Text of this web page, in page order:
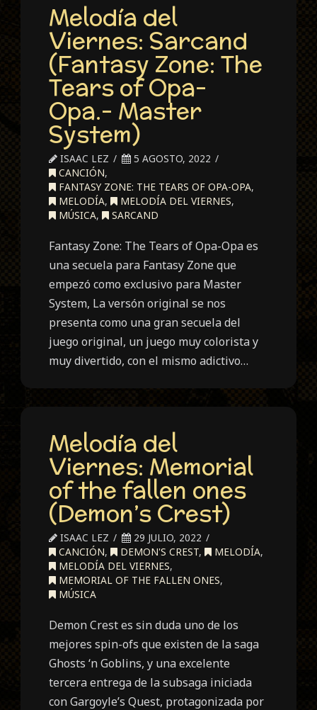
Melodía del
Viernes: Sarcand
(Fantasy Zone: The
Tears of Opa-
Opa.- Master
System)
ISAAC LEZ
5 AGOSTO, 2022
CANCIÓN,
FANTASY ZONE: THE TEARS OF OPA-OPA,
MELODÍA, MELODÍA DEL VIERNES,
MÚSICA, SARCAND
Fantasy Zone: The Tears of Opa-Opa es
una secuela para Fantasy Zone que
empezó como exclusivo para Master
System, La versón original se nos
presenta como una gran secuela del
juego original, un juego muy colorista y
muy divertido, con el mismo adictivo…
Melodía del
Viernes: Memorial
of the fallen ones
(Demon’s Crest)
ISAAC LEZ
29 JULIO, 2022
CANCIÓN, DEMON'S CREST, MELODÍA,
MELODÍA DEL VIERNES,
MEMORIAL OF THE FALLEN ONES,
MÚSICA
Demon Crest es sin duda uno de los
mejores spin-ofs que existen de la saga
Ghosts ‘n Goblins, y una excelente
tercera entrega de la subsaga iniciada
con Gargoyle’s Quest, protagonizada por